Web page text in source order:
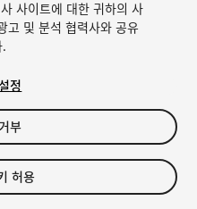
사이트에 대한 귀하의 사
고 및 분석 협력사와 공유
정
부
허용